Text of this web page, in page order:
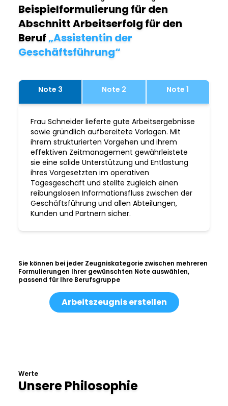
Beispielformulierung für den
Abschnitt Arbeitserfolg für den
Beruf„Assistentin der
Geschäftsführung“
Note 3 Note 2 Note 1
Frau Schneider lieferte gute Arbeitsergebnisse
sowie gründlich aufbereitete Vorlagen. Mit
ihrem strukturierten Vorgehen und ihrem
effektiven Zeitmanagement gewährleistete
sie eine solide Unterstützung und Entlastung
ihres Vorgesetzten im operativen
Tagesgeschäft und stellte zugleich einen
reibungslosen Informationsfluss zwischen der
Geschäftsführung und allen Abteilungen,
Kunden und Partnern sicher.
Sie können bei jeder Zeugniskategorie zwischen mehreren
Formulierungen Ihrer gewünschten Note auswählen,
passend für Ihre Berufsgruppe
Arbeitszeugnis erstellen
Werte
Unsere Philosophie